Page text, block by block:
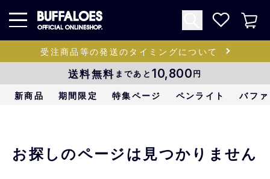
受注商品等の発送のタイミングについて
送料無料 まであと 10,800円
新商品 期間限定 特集ページ ペンライト バフ
お探しのページは見つかりません